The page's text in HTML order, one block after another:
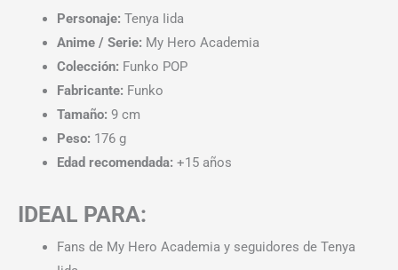
Personaje: Tenya Iida
Anime / Serie: My Hero Academia
Colección: Funko POP
Fabricante: Funko
Tamaño: 9 cm
Peso: 176 g
Edad recomendada: +15 años
IDEAL PARA:
Fans de My Hero Academia y seguidores de Tenya